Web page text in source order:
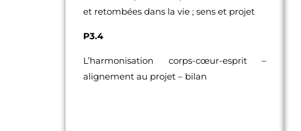
et retombées dans la vie ; sens et projet
P3.4
L’harmonisation corps-cœur-esprit –
alignement au projet – bilan